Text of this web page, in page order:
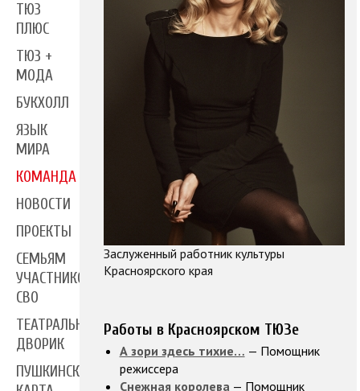
ТЮЗ
ПЛЮС
ТЮЗ +
МОДА
БУКХОЛЛ
ЯЗЫК
МИРА
КОМАНДА
НОВОСТИ
ПРОЕКТЫ
СЕМЬЯМ
УЧАСТНИКОВ
СВО
ТЕАТРАЛЬНЫЙ
ДВОРИК
ПУШКИНСКАЯ
Заслуженный работник культуры
Красноярского края
Работы в Красноярском ТЮЗе
А зори здесь тихие… — Помощник
режиссера
Снежная королева— Помощник